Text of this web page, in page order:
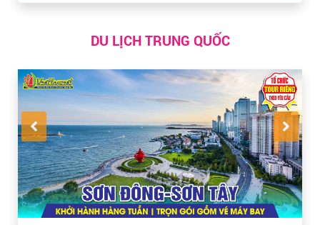
DU LỊCH TRUNG QUỐC